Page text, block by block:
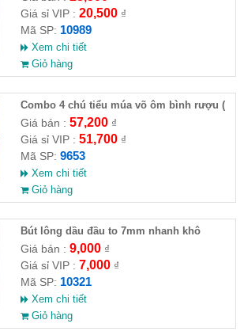
Giá sỉ VIP : 20,500₫
Mã SP: 10989
Xem chi tiết
Giỏ hàng
Combo 4 chú tiểu múa võ ôm bình rượu (
HĐ )
Giá bán : 57,200₫
Giá sỉ VIP : 51,700₫
Mã SP: 9653
Xem chi tiết
Giỏ hàng
Bút lông dầu đầu to 7mm nhanh khô
Giá bán : 9,000₫
Giá sỉ VIP : 7,000₫
Mã SP: 10321
Xem chi tiết
Giỏ hàng